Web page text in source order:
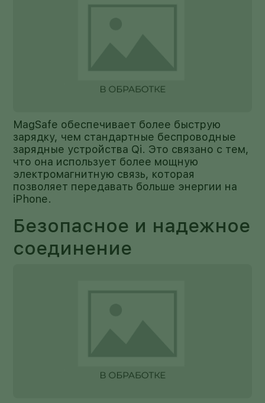
MagSafe обеспечивает более быструю
зарядку, чем стандартные беспроводные
зарядные устройства Qi. Это связано с тем,
что она использует более мощную
электромагнитную связь, которая
позволяет передавать больше энергии на
iPhone.
Безопасное и надежное
соединение